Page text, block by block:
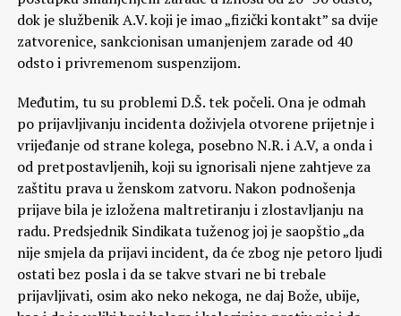
dok je službenik A.V. koji je imao „fizički kontakt” sa dvije
zatvorenice, sankcionisan umanjenjem zarade od 40
odsto i privremenom suspenzijom.
Međutim, tu su problemi D.Š. tek počeli. Ona je odmah
po prijavljivanju incidenta doživjela otvorene prijetnje i
vrijeđanje od strane kolega, posebno N.R. i A.V, a onda i
od pretpostavljenih, koji su ignorisali njene zahtjeve za
zaštitu prava u ženskom zatvoru. Nakon podnošenja
prijave bila je izložena maltretiranju i zlostavljanju na
radu. Predsjednik Sindikata tuženog joj je saopštio „da
nije smjela da prijavi incident, da će zbog nje petoro ljudi
ostati bez posla i da se takve stvari ne bi trebale
prijavljivati, osim ako neko nekoga, ne daj Bože, ubije,